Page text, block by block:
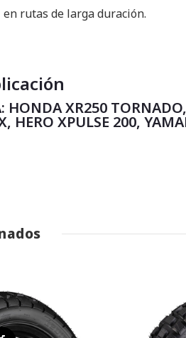
rutas de larga duración.
HONDA XR250
HERO XPULSE 200,